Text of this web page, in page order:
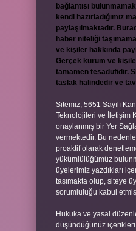
bağlantısı
kendi hazırladığımız
paylaşılmaktadır.
haber niteliği
ve kişiler hakkında
Gerçek kurum ve
tamamen tesadüfidir.
taslak halindedir ve
Sitemiz, 5651 Sayılı
Teknolojileri ve İletişim
onaylanmış bir Yer
vermektedir. Bu
proaktif olarak
yükümlülüğümüz
üyelerimiz yazdıkları
taşımakta olup, siteye
sorumluluğu kabul etmiş
Hukuka ve yasal
düşündüğünüz